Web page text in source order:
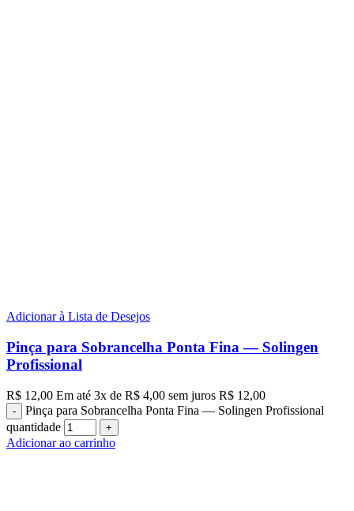
Adicionar à Lista de Desejos
Pinça para Sobrancelha Ponta Fina — Solingen
Profissional
R$ 12,00 Em até 3x de R$ 4,00 sem juros R$ 12,00
Pinça para Sobrancelha Ponta Fina — Solingen Profissional
quantidade
Adicionar ao carrinho